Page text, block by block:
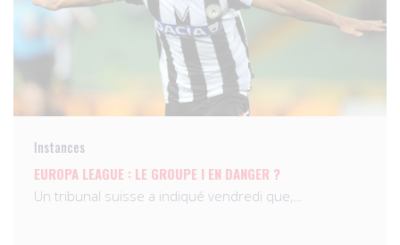
Instances
EUROPA LEAGUE : LE GROUPE I EN DANGER ?
Un tribunal suisse a indiqué vendredi que,…